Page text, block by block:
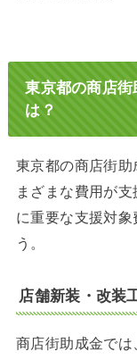
東京都の商店
は？
東京都の商店街
まざまな費用が
に重要な支援対
う。
店舗新装・改装
商店街助成金で